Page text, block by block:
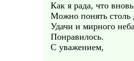
Как я рада, что
Можно понять столь
Удачи и мирного
Понравилось.
С уважением,